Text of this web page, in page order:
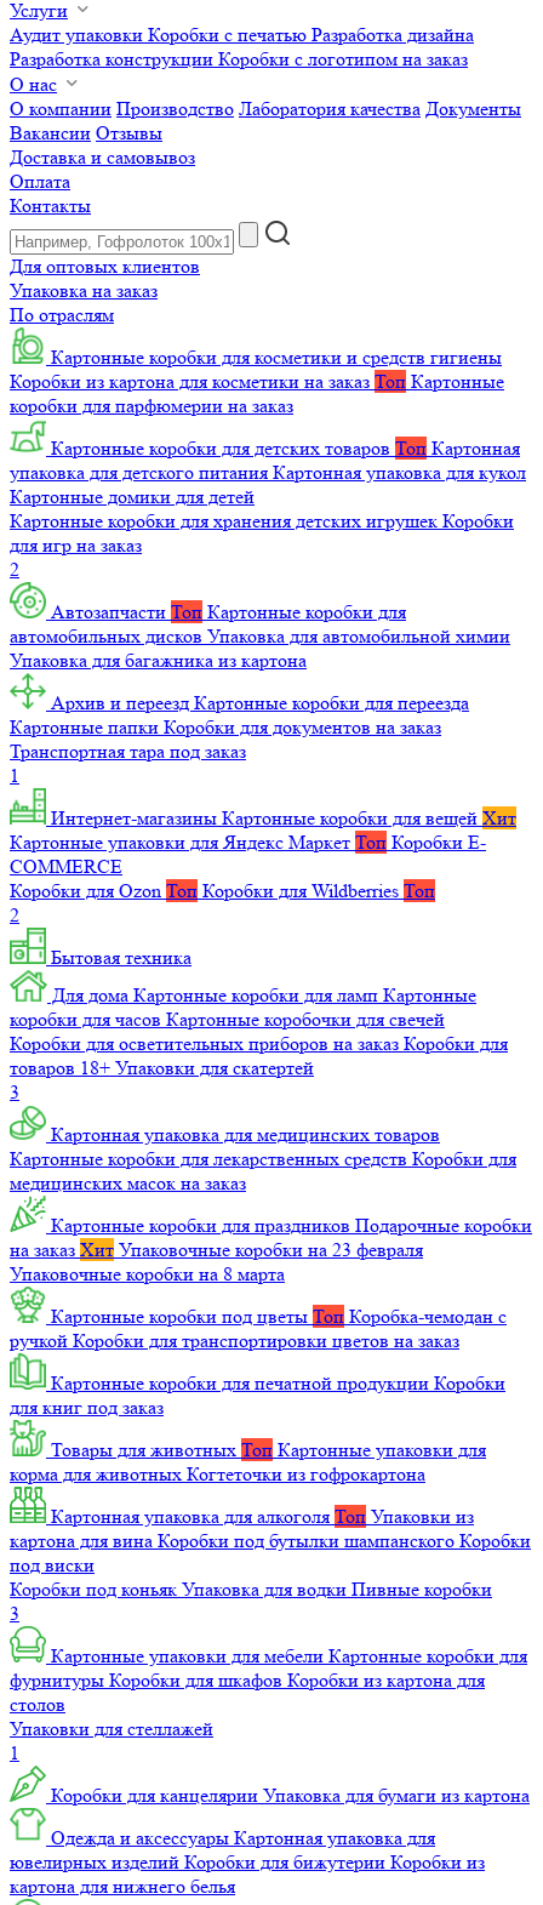
Услуги
Аудит упаковки Коробки с печатью Разработка дизайна
Разработка конструкции Коробки с логотипом на заказ
О нас
О компании Производство Лаборатория качества Документы
Вакансии Отзывы
Доставка и самовывоз
Оплата
Контакты
Для оптовых клиентов
Упаковка на заказ
По отраслям
Картонные коробки для косметики и средств гигиены
Коробки из картона для косметики на заказ Топ Картонные
коробки для парфюмерии на заказ
Картонные коробки для детских товаров Топ Картонная
упаковка для детского питания Картонная упаковка для кукол
Картонные домики для детей
Картонные коробки для хранения детских игрушек Коробки
для игр на заказ
2
Автозапчасти Топ Картонные коробки для
автомобильных дисков Упаковка для автомобильной химии
Упаковка для багажника из картона
Архив и переезд Картонные коробки для переезда
Картонные папки Коробки для документов на заказ
Транспортная тара под заказ
1
Интернет-магазины Картонные коробки для вещей Хит
Картонные упаковки для Яндекс Маркет Топ Коробки E-
COMMERCE
Коробки для Ozon Топ Коробки для Wildberries Топ
2
Бытовая техника
Для дома Картонные коробки для ламп Картонные
коробки для часов Картонные коробочки для свечей
Коробки для осветительных приборов на заказ Коробки для
товаров 18+ Упаковки для скатертей
3
Картонная упаковка для медицинских товаров
Картонные коробки для лекарственных средств Коробки для
медицинских масок на заказ
Картонные коробки для праздников Подарочные коробки
на заказ Хит Упаковочные коробки на 23 февраля
Упаковочные коробки на 8 марта
Картонные коробки под цветы Топ Коробка-чемодан с
ручкой Коробки для транспортировки цветов на заказ
Картонные коробки для печатной продукции Коробки
для книг под заказ
Товары для животных Топ Картонные упаковки для
корма для животных Когтеточки из гофрокартона
Картонная упаковка для алкоголя Топ Упаковки из
картона для вина Коробки под бутылки шампанского Коробки
под виски
Коробки под коньяк Упаковка для водки Пивные коробки
3
Картонные упаковки для мебели Картонные коробки для
фурнитуры Коробки для шкафов Коробки из картона для
столов
Упаковки для стеллажей
1
Коробки для канцелярии Упаковка для бумаги из картона
Одежда и аксессуары Картонная упаковка для
ювелирных изделий Коробки для бижутерии Коробки из
картона для нижнего белья